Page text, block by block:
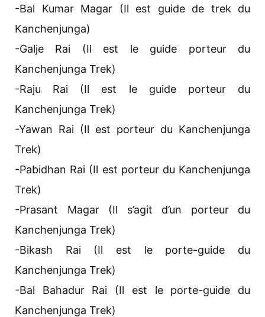
-Bal Kumar Magar (Il est guide de trek du
Kanchenjunga)
-Galje Rai (Il est le guide porteur du
Kanchenjunga Trek)
-Raju Rai (Il est le guide porteur du
Kanchenjunga Trek)
-Yawan Rai (Il est porteur du Kanchenjunga
Trek)
-Pabidhan Rai (Il est porteur du Kanchenjunga
Trek)
-Prasant Magar (Il s’agit d’un porteur du
Kanchenjunga Trek)
-Bikash Rai (Il est le porte-guide du
Kanchenjunga Trek)
-Bal Bahadur Rai (Il est le porte-guide du
Kanchenjunga Trek)